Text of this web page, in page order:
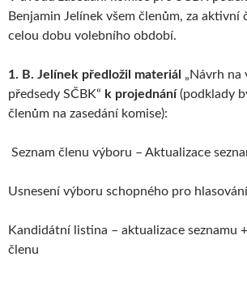
Benjamin Jelínek všem členům, za
celou dobu volebního období.
1. B. Jelínek předložil materiál „Návrh na
předsedy SČBK“ k projednání(podklady
členům na zasedání komise):
Seznam členu výboru – Aktualizace
Usnesení výboru schopného pro
Kandidátní listina – aktualizace seznamu
členu